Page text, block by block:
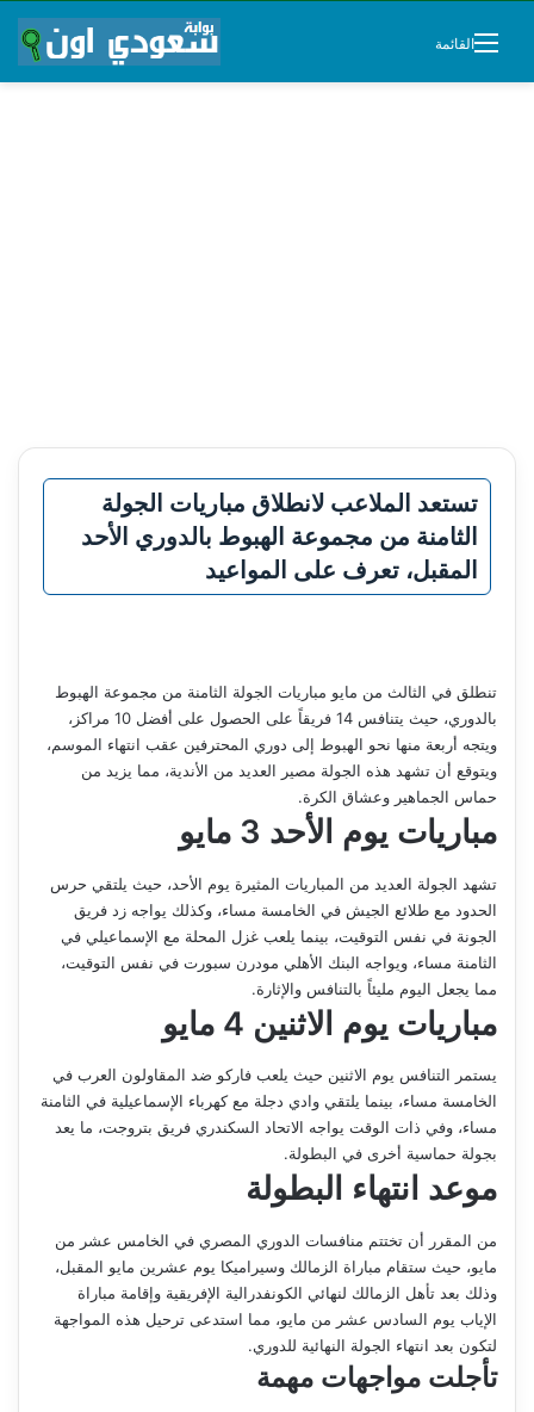
القائمة
تستعد الملاعب لانطلاق مباريات الجولة
الثامنة من مجموعة الهبوط بالدوري الأحد
المقبل، تعرف على المواعيد
تنطلق في الثالث من مايو مباريات الجولة الثامنة من مجموعة الهبوط
بالدوري، حيث يتنافس 14 فريقاً على الحصول على أفضل 10 مراكز،
ويتجه أربعة منها نحو الهبوط إلى دوري المحترفين عقب انتهاء الموسم،
ويتوقع أن تشهد هذه الجولة مصير العديد من الأندية، مما يزيد من
حماس الجماهير وعشاق الكرة.
مباريات يوم الأحد 3 مايو
تشهد الجولة العديد من المباريات المثيرة يوم الأحد، حيث يلتقي حرس
الحدود مع طلائع الجيش في الخامسة مساء، وكذلك يواجه زد فريق
الجونة في نفس التوقيت، بينما يلعب غزل المحلة مع الإسماعيلي في
الثامنة مساء، ويواجه البنك الأهلي مودرن سبورت في نفس التوقيت،
مما يجعل اليوم مليئاً بالتنافس والإثارة.
مباريات يوم الاثنين 4 مايو
يستمر التنافس يوم الاثنين حيث يلعب فاركو ضد المقاولون العرب في
الخامسة مساء، بينما يلتقي وادي دجلة مع كهرباء الإسماعيلية في الثامنة
مساء، وفي ذات الوقت يواجه الاتحاد السكندري فريق بتروجت، ما يعد
بجولة حماسية أخرى في البطولة.
موعد انتهاء البطولة
من المقرر أن تختتم منافسات الدوري المصري في الخامس عشر من
مايو، حيث ستقام مباراة الزمالك وسيراميكا يوم عشرين مايو المقبل،
وذلك بعد تأهل الزمالك لنهائي الكونفدرالية الإفريقية وإقامة مباراة
الإياب يوم السادس عشر من مايو، مما استدعى ترحيل هذه المواجهة
لتكون بعد انتهاء الجولة النهائية للدوري.
تأجلت مواجهات مهمة